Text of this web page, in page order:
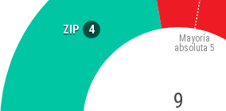
ZIP 4
9
Mayoría
absoluta 5